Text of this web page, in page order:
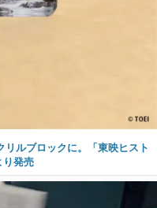
リルブロックに。「東映ヒスト
り発売